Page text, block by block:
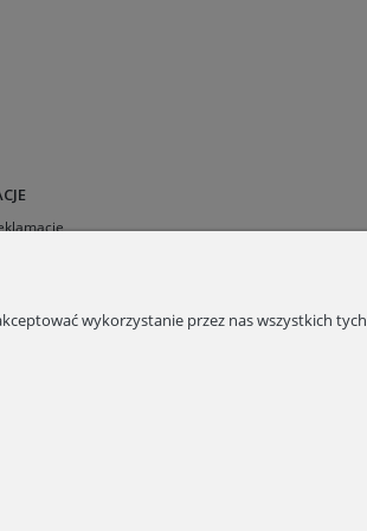
wykorzystanie przez nas wszystkich